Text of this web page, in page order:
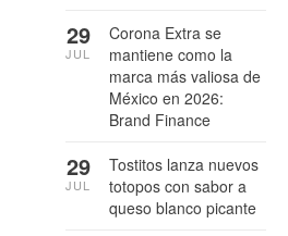
Corona Extra se
mantiene como la
marca más valiosa de
México en 2026:
Brand Finance
29
JUL
Tostitos lanza nuevos
totopos con sabor a
queso blanco picante
29
JUL